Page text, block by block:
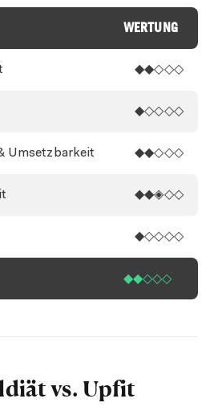
WERTUNG
◆◆◇◇◇
◆◇◇◇◇
Umsetzbarkeit ◆◆◇◇◇
◆◆◈◇◇
◆◇◇◇◇
◆◆◇◇◇
vs. Upfit